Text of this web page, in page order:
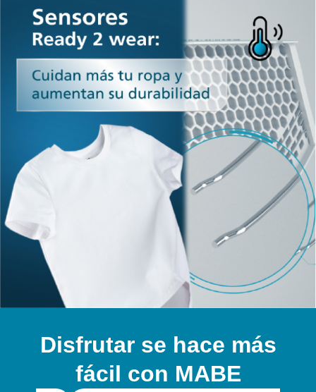
Disfrutar se hace más
fácil con MABE​